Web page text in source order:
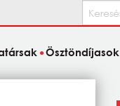
Keresés
Ösztöndíjasok